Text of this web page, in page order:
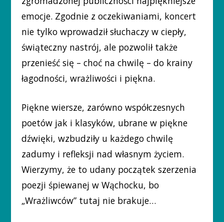
emocje. Zgodnie z oczekiwaniami, koncert
nie tylko wprowadził słuchaczy w ciepły,
świąteczny nastrój, ale pozwolił także
przenieść się – choć na chwilę – do krainy
łagodności, wrażliwości i piękna.
Piękne wiersze, zarówno współczesnych
poetów jak i klasyków, ubrane w piękne
dźwięki, wzbudziły u każdego chwilę
zadumy i refleksji nad własnym życiem.
Wierzymy, że to udany początek szerzenia
poezji śpiewanej w Wąchocku, bo
„Wrażliwców” tutaj nie brakuje…